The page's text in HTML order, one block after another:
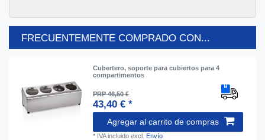
FRECUENTEMENTE COMPRADO CON...
Cubertero, soporte para cubiertos para 4
compartimentos
PRP 46,50 €
43,40 € *
Agregar al carrito de compras
* IVA incluido excl. Envío